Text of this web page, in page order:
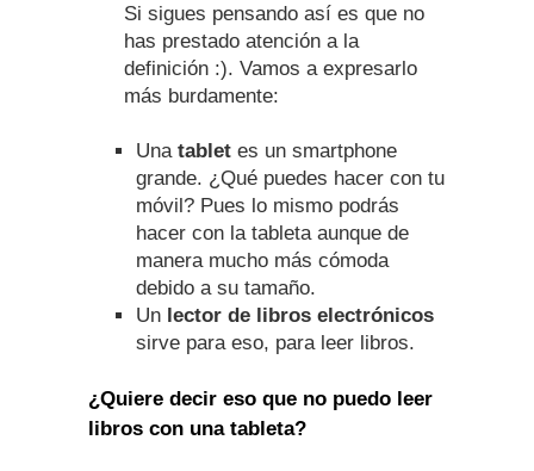
Si sigues pensando así es que no
has prestado atención a la
definición :). Vamos a expresarlo
más burdamente:
Una tablet es un smartphone
grande. ¿Qué puedes hacer con tu
móvil? Pues lo mismo podrás
hacer con la tableta aunque de
manera mucho más cómoda
debido a su tamaño.
Un lector de libros electrónicos
sirve para eso, para leer libros.
¿Quiere decir eso que no puedo leer
libros con una tableta?